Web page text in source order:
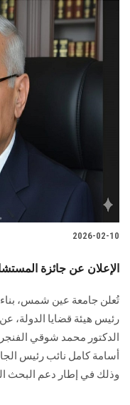
2026-02-10
الإعلان عن جائزة
تُعلن جامعة عين شمس، بناء
رئيس هيئة قضايا الدولة،
الدكتور محمد شوقي
أسامة كامل نائب رئيس
وذلك في إطار دعم البحث